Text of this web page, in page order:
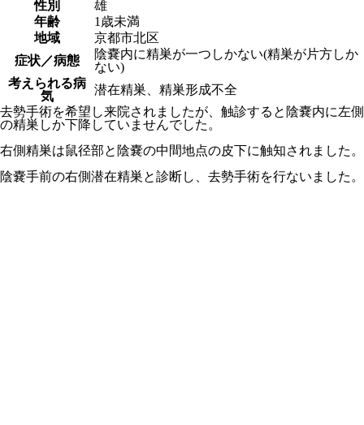
性別
雄
年齢
1歳未満
地域
京都市北区
症状／病態
陰嚢内に精巣が一つしかない(精巣が片方しか
ない)
考えられる病
気
潜在精巣、精巣形成不全
去勢手術を希望し来院されましたが、触診すると陰嚢内に左側
の精巣しか下降していませんでした。
右側精巣は鼠径部と陰嚢の中間地点の皮下に触知されました。
陰嚢手前の右側潜在精巣と診断し、去勢手術を行ないました。